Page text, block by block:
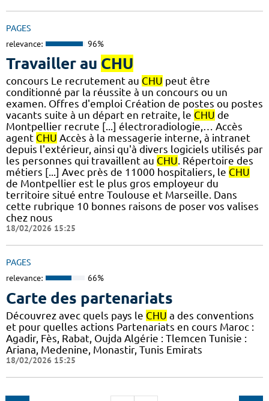
PAGES
relevance: 96%
Travailler au CHU
concours Le recrutement au CHU peut être
conditionné par la réussite à un concours ou un
examen. Offres d'emploi Création de postes ou postes
vacants suite à un départ en retraite, le CHU de
Montpellier recrute [...] électroradiologie,… Accès
agent CHU Accès à la messagerie interne, à intranet
depuis l'extérieur, ainsi qu'à divers logiciels utilisés par
les personnes qui travaillent au CHU. Répertoire des
métiers [...] Avec près de 11000 hospitaliers, le CHU
de Montpellier est le plus gros employeur du
territoire situé entre Toulouse et Marseille. Dans
cette rubrique 10 bonnes raisons de poser vos valises
chez nous
18/02/2026 15:25
PAGES
relevance: 66%
Carte des partenariats
Découvrez avec quels pays le CHU a des conventions
et pour quelles actions Partenariats en cours Maroc :
Agadir, Fès, Rabat, Oujda Algérie : Tlemcen Tunisie :
Ariana, Medenine, Monastir, Tunis Emirats
18/02/2026 15:25